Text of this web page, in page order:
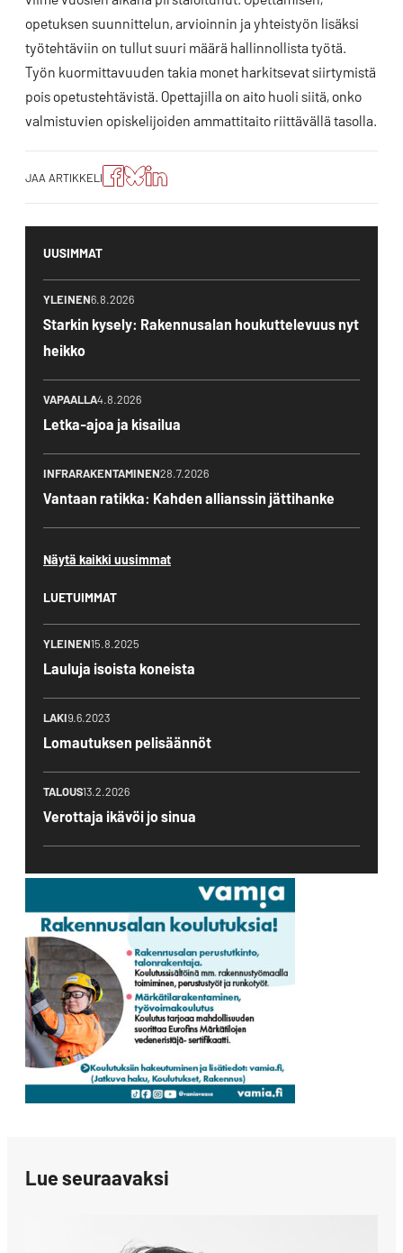
opetuksen suunnittelun, arvioinnin ja yhteistyön lisäksi
työtehtäviin on tullut suuri määrä hallinnollista työtä.
Työn kuormittavuuden takia monet harkitsevat siirtymistä
pois opetustehtävistä. Opettajilla on aito huoli siitä, onko
valmistuvien opiskelijoiden ammattitaito riittävällä tasolla.
JAA ARTIKKELI
Jaa
artikkeli
Facebookissa
Jaa
artikkeli
Blueskyssa
Jako:
Jaa
artikkeli
LinkedIn:ssä
UUSIMMAT
YLEINEN6.8.2026
Starkin kysely: Rakennusalan houkuttelevuus nyt
heikko
VAPAALLA4.8.2026
Letka-ajoa ja kisailua
INFRARAKENTAMINEN28.7.2026
Vantaan ratikka: Kahden allianssin jättihanke
Näytä kaikki uusimmat
LUETUIMMAT
YLEINEN15.8.2025
Lauluja isoista koneista
LAKI9.6.2023
Lomautuksen pelisäännöt
TALOUS13.2.2026
Verottaja ikävöi jo sinua
Lue seuraavaksi